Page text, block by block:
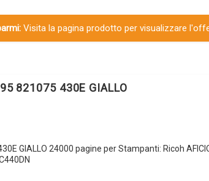
Visita la pagina prodotto per visualizzare
821075 430E GIALLO
GIALLO 24000 pagine per Stampanti: Ricoh